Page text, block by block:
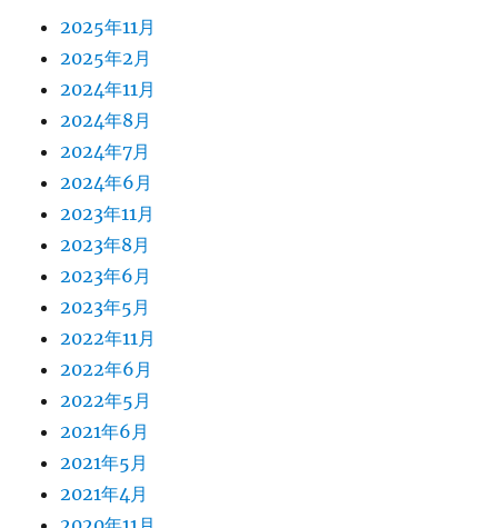
2025年11月
2025年2月
2024年11月
2024年8月
2024年7月
2024年6月
2023年11月
2023年8月
2023年6月
2023年5月
2022年11月
2022年6月
2022年5月
2021年6月
2021年5月
2021年4月